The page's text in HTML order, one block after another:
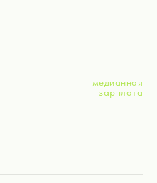
медианная
зарплата